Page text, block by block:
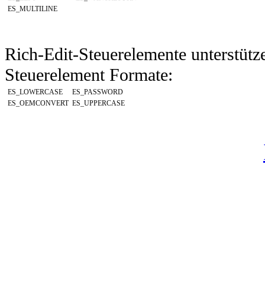
ES_MULTILINE
Rich-Edit-Steuerelemente
Steuerelement Formate:
ES_LOWERCASE
ES_PASSWORD
ES_OEMCONVERT ES_UPPERCASE